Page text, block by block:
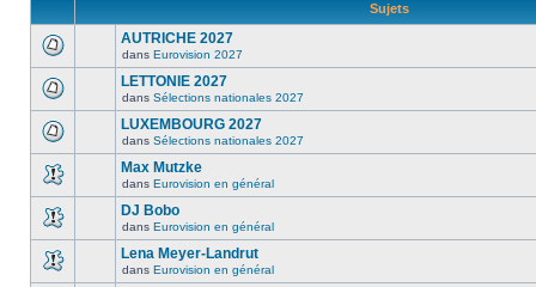
Sujets
AUTRICHE 2027
dans Eurovision 2027
LETTONIE 2027
dans Sélections nationales 2027
LUXEMBOURG 2027
dans Sélections nationales 2027
Max Mutzke
dans Eurovision en général
DJ Bobo
dans Eurovision en général
Lena Meyer-Landrut
dans Eurovision en général